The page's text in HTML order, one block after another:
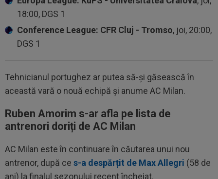
18:00, DGS 1
Conference League: CFR Cluj - Tromso, joi, 20:00,
DGS 1
Tehnicianul portughez ar putea să-și găsească în
această vară o nouă echipă și anume AC Milan.
Ruben Amorim s-ar afla pe lista de
antrenori doriți de AC Milan
AC Milan este în continuare în căutarea unui nou
antrenor, după ce s-a despărțit de Max Allegri (58 de
ani) la finalul sezonului recent încheiat.